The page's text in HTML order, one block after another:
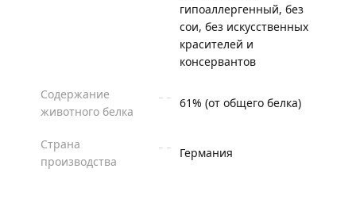
гипоаллергенный, без
сои, без искусственных
красителей и
консервантов
Содержание
животного белка
61% (от общего белка)
Страна
производства
Германия